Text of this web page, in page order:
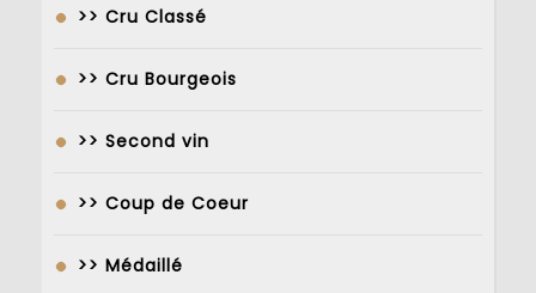
>> Cru Classé
>> Cru Bourgeois
>> Second vin
>> Coup de Coeur
>> Médaillé